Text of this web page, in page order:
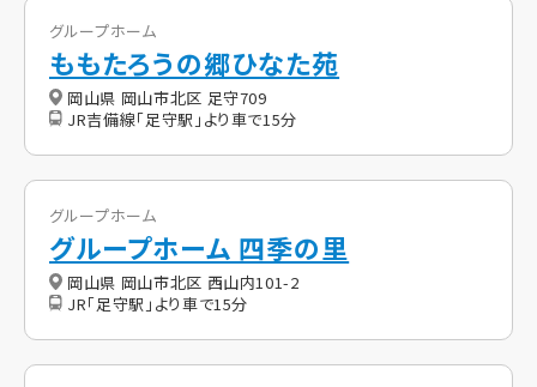
グループホーム
ももたろうの郷ひなた苑
岡山県 岡山市北区 足守709
JR吉備線「足守駅」より車で15分
グループホーム
グループホーム 四季の里
岡山県 岡山市北区 西山内101-2
JR「足守駅」より車で15分